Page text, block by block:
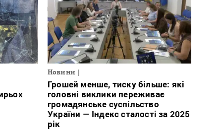
Новини
Грошей менше, тиску більше: які
головні виклики переживає
громадянське суспільство
України — Індекс сталості за 2025
рік